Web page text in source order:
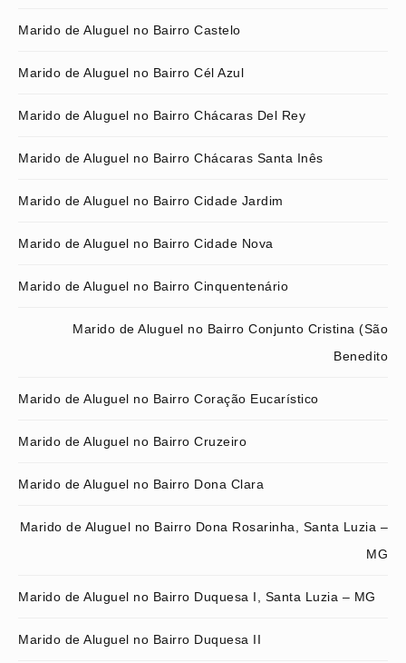
Marido de Aluguel no Bairro Castelo
Marido de Aluguel no Bairro Cél Azul
Marido de Aluguel no Bairro Chácaras Del Rey
Marido de Aluguel no Bairro Chácaras Santa Inês
Marido de Aluguel no Bairro Cidade Jardim
Marido de Aluguel no Bairro Cidade Nova
Marido de Aluguel no Bairro Cinquentenário
Marido de Aluguel no Bairro Conjunto Cristina (São
Benedito
Marido de Aluguel no Bairro Coração Eucarístico
Marido de Aluguel no Bairro Cruzeiro
Marido de Aluguel no Bairro Dona Clara
Marido de Aluguel no Bairro Dona Rosarinha, Santa Luzia –
MG
Marido de Aluguel no Bairro Duquesa I, Santa Luzia – MG
Marido de Aluguel no Bairro Duquesa II